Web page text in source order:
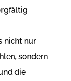
nicht nur
sondern
die